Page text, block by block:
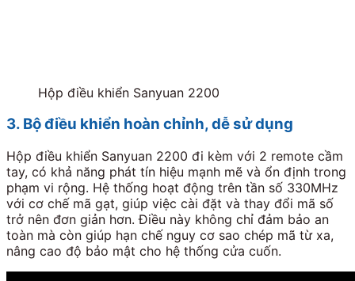
Hộp điều khiển Sanyuan 2200
3. Bộ điều khiển hoàn chỉnh, dễ sử dụng
Hộp điều khiển Sanyuan 2200 đi kèm với 2 remote cầm
tay, có khả năng phát tín hiệu mạnh mẽ và ổn định trong
phạm vi rộng. Hệ thống hoạt động trên tần số 330MHz
với cơ chế mã gạt, giúp việc cài đặt và thay đổi mã số
trở nên đơn giản hơn. Điều này không chỉ đảm bảo an
toàn mà còn giúp hạn chế nguy cơ sao chép mã từ xa,
nâng cao độ bảo mật cho hệ thống cửa cuốn.